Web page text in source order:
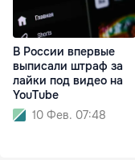
В России впервые
выписали штраф за
лайки под видео на
YouTube
10 Фев. 07:48